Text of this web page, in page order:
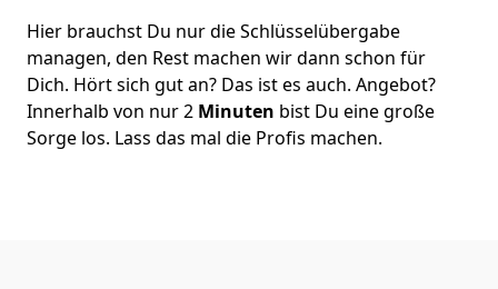
Hier brauchst Du nur die Schlüsselübergabe
managen, den Rest machen wir dann schon für
Dich. Hört sich gut an? Das ist es auch. Angebot?
Innerhalb von nur 2 Minuten bist Du eine große
Sorge los. Lass das mal die Profis machen.